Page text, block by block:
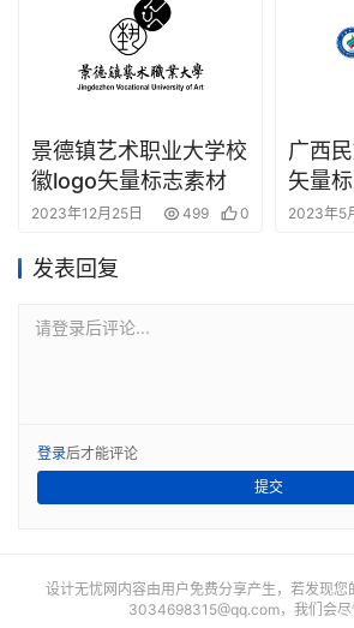
景德镇艺术职业大学校
徽logo矢量标志素材
2023年12月25日 499 0
广西
矢量
2023年5
发表回复
请登录后评论...
登录后才能评论
提交
设计无忧网内容由用户免费分享产生，若发现您
3034698315@qq.com，我们会尽